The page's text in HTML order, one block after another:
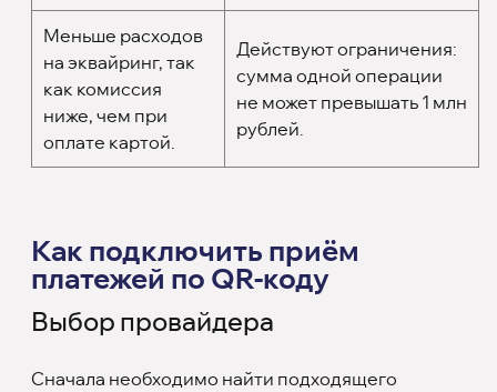
Меньше расходов
на эквайринг, так
как комиссия
ниже, чем при
оплате картой.
Действуют ограничения:
сумма одной операции
не может превышать 1 млн
рублей.
Как подключить приём
платежей по QR-коду
Выбор провайдера
Сначала необходимо найти подходящего